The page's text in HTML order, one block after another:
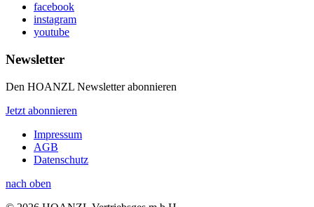
facebook
instagram
youtube
Newsletter
Den HOANZL Newsletter abonnieren
Jetzt abonnieren
Impressum
AGB
Datenschutz
nach oben